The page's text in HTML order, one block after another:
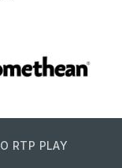
RTP PLAY